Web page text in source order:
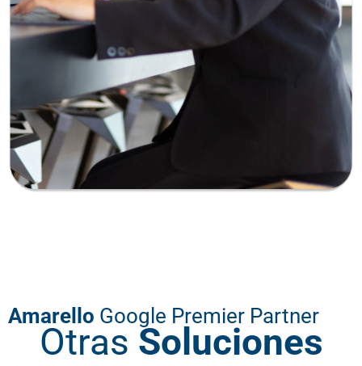
Amarello Google Premier Partner
Otras Soluciones